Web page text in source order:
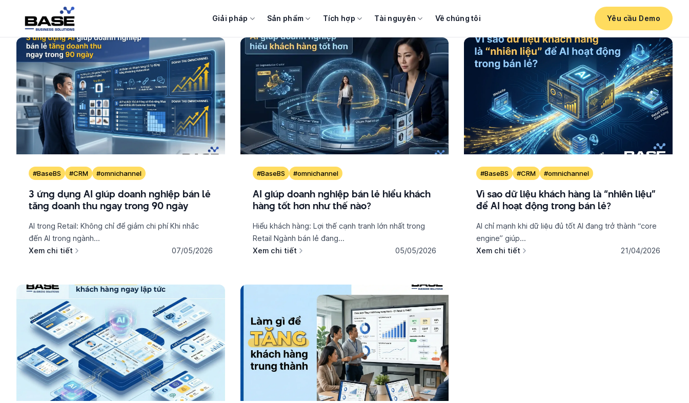
dung
Giải pháp Sản phẩm Tích hợp Tài nguyên Về chúng tôi Yêu cầu Demo
#BaseBS #CRM #omnichannel
3 ứng dụng AI giúp doanh nghiệp bán lẻ
tăng doanh thu ngay trong 90 ngày
AI trong Retail: Không chỉ để giảm chi phí Khi nhắc
đến AI trong ngành...
Xem chi tiết
07/05/2026
#BaseBS #omnichannel
AI giúp doanh nghiệp bán lẻ hiểu khách
hàng tốt hơn như thế nào?
Hiểu khách hàng: Lợi thế cạnh tranh lớn nhất trong
Retail Ngành bán lẻ đang...
Xem chi tiết
05/05/2026
#BaseBS #CRM #omnichannel
Vì sao dữ liệu khách hàng là “nhiên liệu”
để AI hoạt động trong bán lẻ?
AI chỉ mạnh khi dữ liệu đủ tốt AI đang trở thành “core
engine” giúp...
Xem chi tiết
21/04/2026